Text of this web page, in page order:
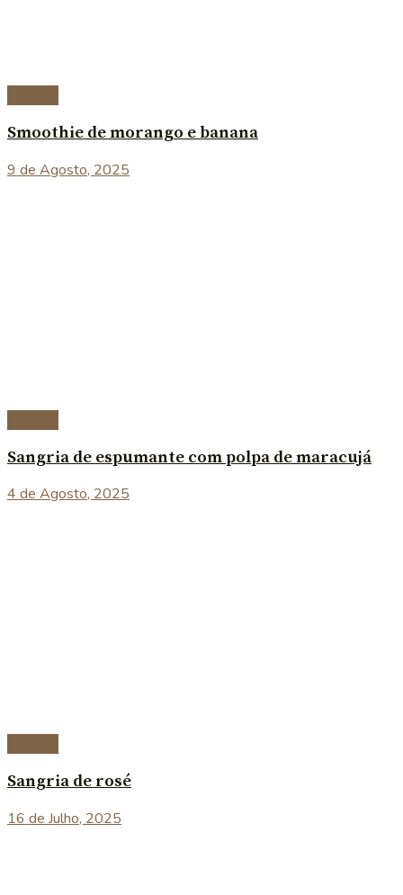
Smoothie de morango e banana
9 de Agosto, 2025
Sangria de espumante com polpa de maracujá
4 de Agosto, 2025
Sangria de rosé
16 de Julho, 2025